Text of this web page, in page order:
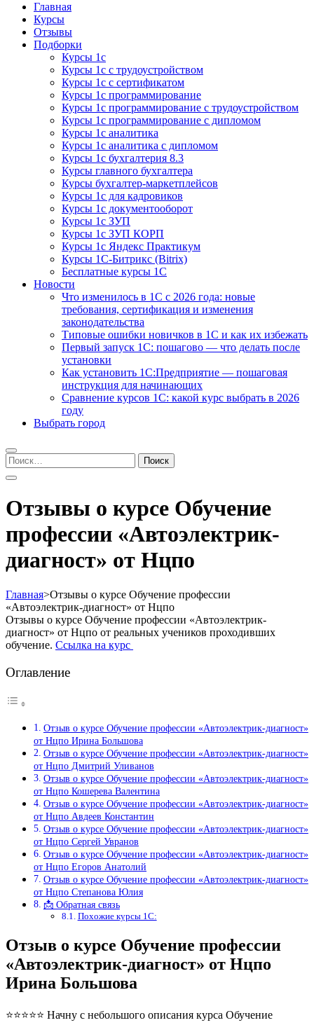
Курсы 1С
Курсы 1С официальная сертификация
Главная
Курсы
Отзывы
Подборки
Курсы 1с
Курсы 1с с трудоустройством
Курсы 1с с сертификатом
Курсы 1с программирование
Курсы 1с программирование с трудоустройством
Курсы 1с программирование с дипломом
Курсы 1с аналитика
Курсы 1с аналитика с дипломом
Курсы 1с бухгалтерия 8.3
Курсы главного бухгалтера
Курсы бухгалтер-маркетплейсов
Курсы 1с для кадровиков
Курсы 1с документооборот
Курсы 1с ЗУП
Курсы 1с ЗУП КОРП
Курсы 1с Яндекс Практикум
Курсы 1С-Битрикс (Bitrix)
Бесплатные курсы 1С
Новости
Что изменилось в 1С с 2026 года: новые
требования, сертификация и изменения
законодательства
Типовые ошибки новичков в 1С и как их избежать
Первый запуск 1С: пошагово — что делать после
установки
Как установить 1С:Предприятие — пошаговая
инструкция для начинающих
Сравнение курсов 1С: какой курс выбрать в 2026
году
Выбрать город
Найти:
Отзывы о курсе Обучение
профессии «Автоэлектрик-
диагност» от Нцпо
Главная>Отзывы о курсе Обучение профессии
«Автоэлектрик-диагност» от Нцпо
Отзывы о курсе Обучение профессии «Автоэлектрик-
диагност» от Нцпо от реальных учеников проходивших
обучение. Ссылка на курс
Оглавление
Отзыв о курсе Обучение профессии «Автоэлектрик-диагност»
от Нцпо Ирина Большова
Отзыв о курсе Обучение профессии «Автоэлектрик-диагност»
от Нцпо Дмитрий Уливанов
Отзыв о курсе Обучение профессии «Автоэлектрик-диагност»
от Нцпо Кошерева Валентина
Отзыв о курсе Обучение профессии «Автоэлектрик-диагност»
от Нцпо Авдеев Константин
Отзыв о курсе Обучение профессии «Автоэлектрик-диагност»
от Нцпо Сергей Увранов
Отзыв о курсе Обучение профессии «Автоэлектрик-диагност»
от Нцпо Егоров Анатолий
Отзыв о курсе Обучение профессии «Автоэлектрик-диагност»
от Нцпо Степанова Юлия
📩 Обратная связь
Похожие курсы 1С:
Отзыв о курсе Обучение профессии
«Автоэлектрик-диагност» от Нцпо
Ирина Большова
⭐⭐⭐⭐⭐ Начну с небольшого описания курса Обучение